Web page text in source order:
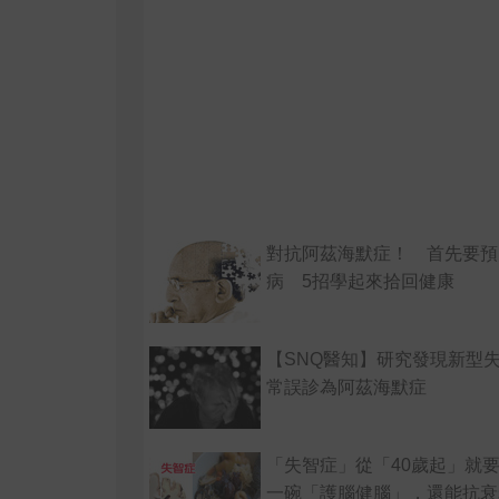
對抗阿茲海默症！ 首先要
病 5招學起來拾回健康
【SNQ醫知】研究發現新型
常誤診為阿茲海默症
「失智症」從「40歲起」就
一碗「護腦健腦」，還能抗